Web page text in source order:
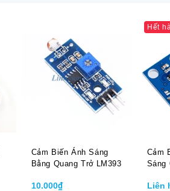
Cảm Biến Ánh Sáng
Bằng Quang Trở LM393
10.000₫
Hết
Cảm
Sáng
Liên